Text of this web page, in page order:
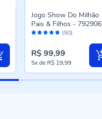
Avaliação: (50)
Jogo Show Do Milhão
Pais & Filhos - 792906
R$ 99,99
5xde R$ 19,99